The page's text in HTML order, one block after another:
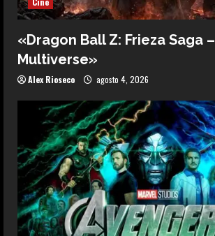
«Dragon Ball Z: Frieza Saga –
Multiverse»
Alex Rioseco agosto 4, 2026